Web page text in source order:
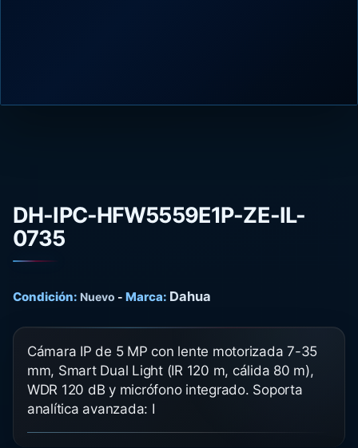
DH-IPC-HFW5559E1P-ZE-IL-
0735
Condición: Nuevo - Marca: Dahua
Cámara IP de 5 MP con lente motorizada 7-35
mm, Smart Dual Light (IR 120 m, cálida 80 m),
WDR 120 dB y micrófono integrado. Soporta
analítica avanzada: I